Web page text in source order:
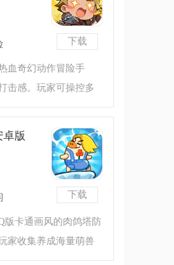
下载
血奇幻动作冒险手
击感。玩家可操控多
入秘境探索、跨服竞
下载
卓版
版卡通画风的肉鸽塔防
家收集养成海量萌兽